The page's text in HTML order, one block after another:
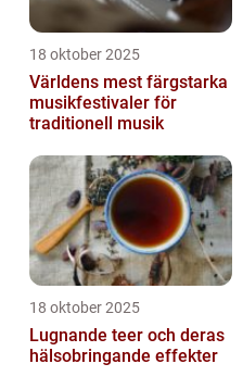
18 oktober 2025
Världens mest färgstarka
musikfestivaler för
traditionell musik
18 oktober 2025
Lugnande teer och deras
hälsobringande effekter